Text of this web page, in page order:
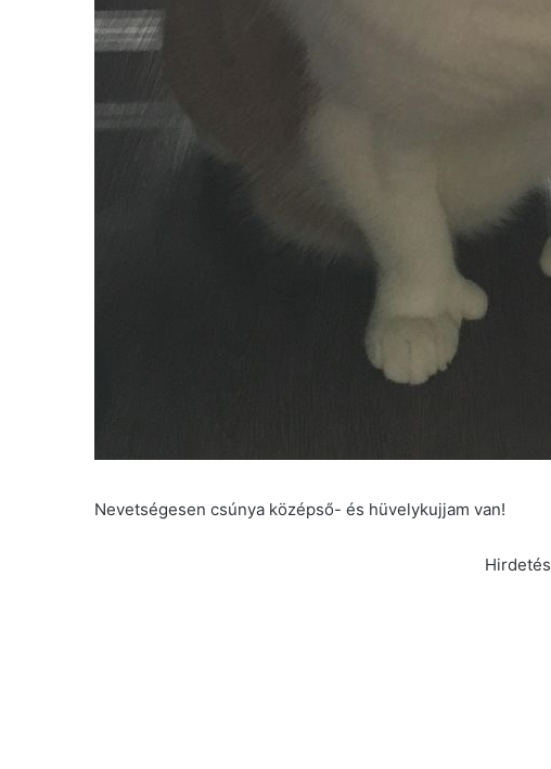
Nevetségesen csúnya középső- és hüvelykujjam van!
Hirdetés